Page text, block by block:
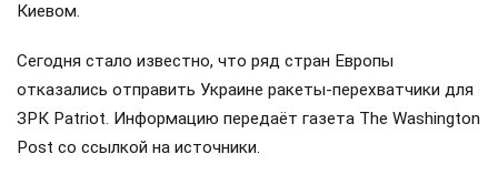
Киевом.
Сегодня стало известно, что ряд стран Европы
отказались отправить Украине ракеты-перехватчики для
ЗРК Patriot. Информацию передаёт газета The Washington
Post со ссылкой на источники.